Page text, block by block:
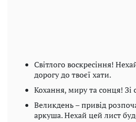
Світлого воскресіння!
дорогу до твоєї хати.
Кохання, миру та сонця! Зі
Великдень – привід
аркуша. Нехай цей лист